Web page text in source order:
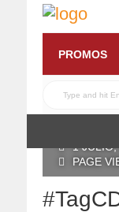
PROMOS
1
PAGE